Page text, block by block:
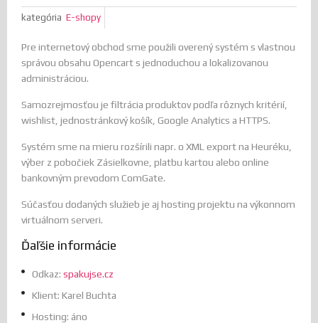
kategória E-shopy
Pre internetový obchod sme použili overený systém s vlastnou
správou obsahu Opencart s jednoduchou a lokalizovanou
administráciou.
Samozrejmosťou je filtrácia produktov podľa rôznych kritérií,
wishlist, jednostránkový košík, Google Analytics a HTTPS.
Systém sme na mieru rozšírili napr. o XML export na Heuréku,
výber z pobočiek Zásielkovne, platbu kartou alebo online
bankovným prevodom ComGate.
Súčasťou dodaných služieb je aj hosting projektu na výkonnom
virtuálnom serveri.
Ďaľšie informácie
Odkaz: spakujse.cz
Klient: Karel Buchta
Hosting: áno